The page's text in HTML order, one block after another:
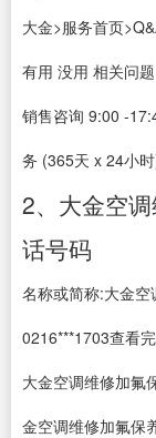
大金>服务首页
有用 没用 相关问
销售咨询 9:00 -
务 (365天 x 24小
2、大金空
话号码
名称或简称:大金
0216***1703查看
大金空调维修加氟
金空调维修加氟保